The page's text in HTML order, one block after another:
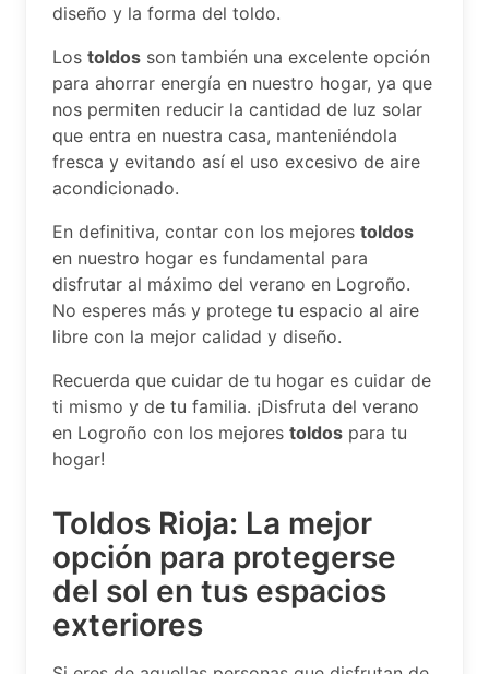
diseño y la forma del toldo.
Los toldos son también una excelente opción
para ahorrar energía en nuestro hogar, ya que
nos permiten reducir la cantidad de luz solar
que entra en nuestra casa, manteniéndola
fresca y evitando así el uso excesivo de aire
acondicionado.
En definitiva, contar con los mejores toldos
en nuestro hogar es fundamental para
disfrutar al máximo del verano en Logroño.
No esperes más y protege tu espacio al aire
libre con la mejor calidad y diseño.
Recuerda que cuidar de tu hogar es cuidar de
ti mismo y de tu familia. ¡Disfruta del verano
en Logroño con los mejores toldos para tu
hogar!
Toldos Rioja: La mejor
opción para protegerse
del sol en tus espacios
exteriores